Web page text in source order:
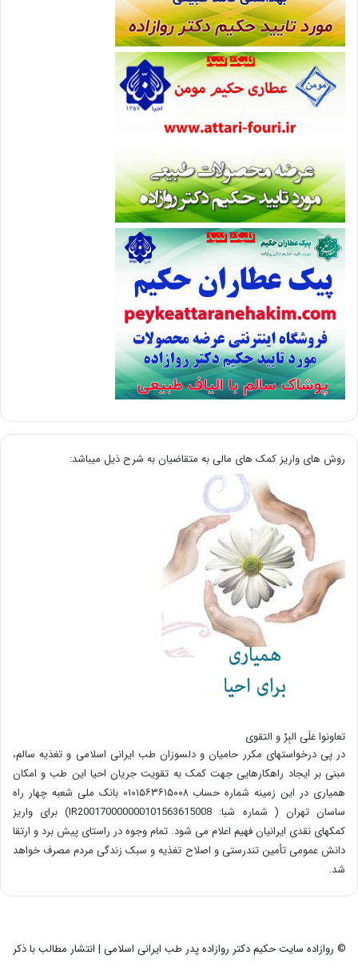
روش های واریز کمک های مالی به متقاضیان به شرح ذیل میباشد:
تعاونوا عَلَی البِرِّ و التقوی
در پی درخواستهای مکرر حامیان و دلسوزان طب ایرانی اسلامی و تغذیه سالم،
مبنی بر ایجاد راهکارهایی جهت کمک به تقویت جریان احیا این طب و امکان
همیاری در این زمینه شماره حساب ۰۱۰۱۵۶۳۶۱۵۰۰۸ بانک ملی شعبه چهار راه
ساسان تهران ( شماره شبا: IR200170000000101563615008) برای واریز
کمکهای نقدی ایرانیان فهیم اعلام می شود. تمام وجوه در راستای پیش برد و ارتقا
دانش عمومی تأمین تندرستی و اصلاح تغذیه و سبک زندگی مردم مصرف خواهد
شد.
© روازاده سایت حکیم دکتر روازاده پدر طب ایرانی اسلامی | انتشار مطالب با ذکر